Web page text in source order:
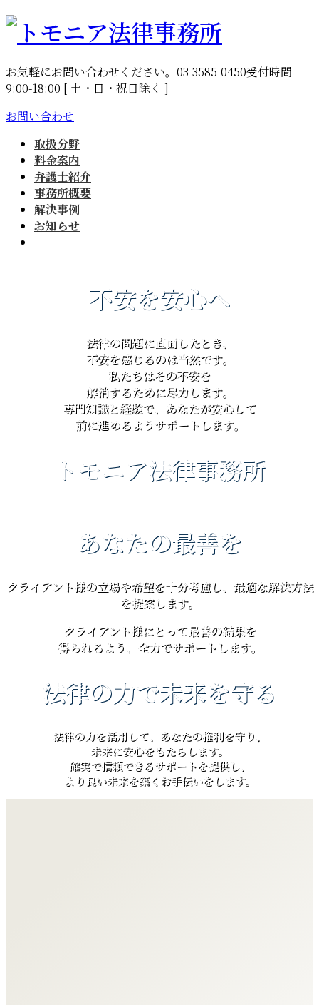
コ
ン
ツ
ス
ナ
ー
シ
ン
お気軽にお問い合わせください。 03-3585-0450受付時間
9:00-18:00 [ 土・日・祝日除く ]
お問い合わせ
取扱分野
料金案内
弁護士紹介
事務所概要
解決事例
お知らせ
不安を安心へ
法律の問題に直面したとき、
不安を感じるのは当然です。
私たちはその不安を
解消するために尽力します。
専門知識と経験で、あなたが安心して
前に進めるようサポートします。
トモニア法律事務所
あなたの最善を
クライアント様の立場や希望を十分考慮し、最適な解決方法
を提案します。
クライアント様にとって最善の結果を
得られるよう、全力でサポートします。
法律の力で未来を守る
法律の力を活用して、あなたの権利を守り、
未来に安心をもたらします。
確実で信頼できるサポートを提供し、
より良い未来を築くお手伝いをします。